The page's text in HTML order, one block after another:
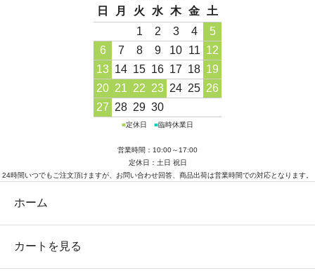
日
月 火 水 木 金
土
1
2 3 4
5
6
7 8 9 10 11 12
13 14 15 16 17 18 19
20 21 22 23 24 25 26
27 28 29 30
■定休日 ■臨時休業日
営業時間：10:00～17:00
定休日：土日 祝日
24時間いつでもご注文頂けますが、お問い合わせ回答、商品出荷は営業時間での対応となります。
ホーム
カートを見る